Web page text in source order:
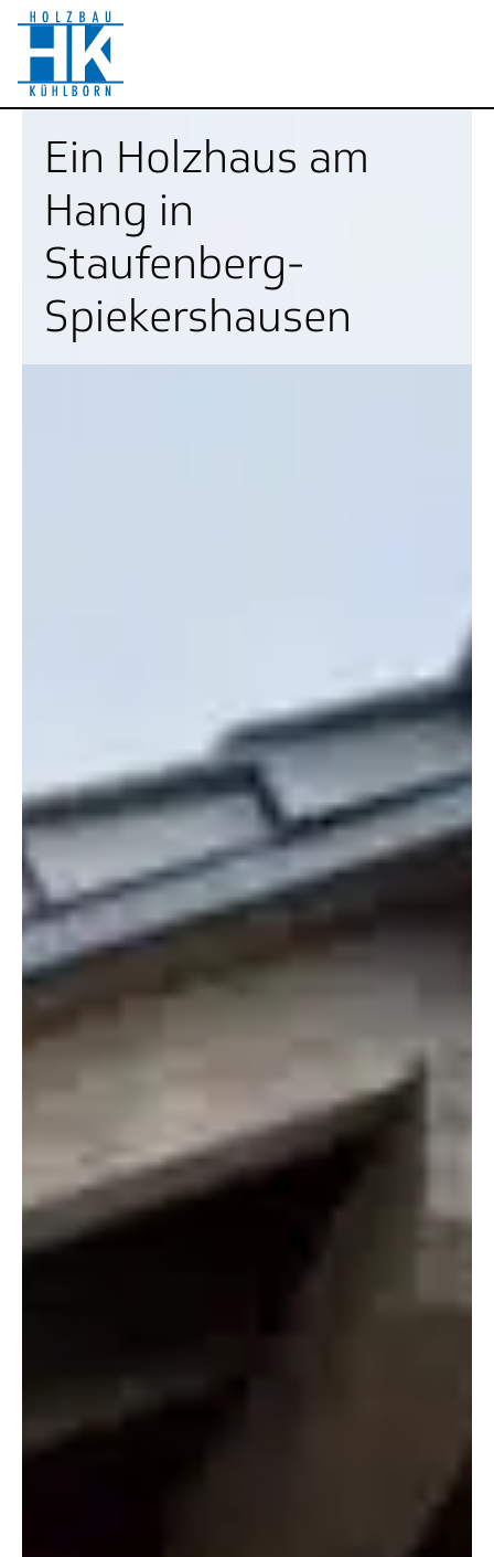
Ein Holzhaus am
Hang in
Staufenberg-
Spiekershausen